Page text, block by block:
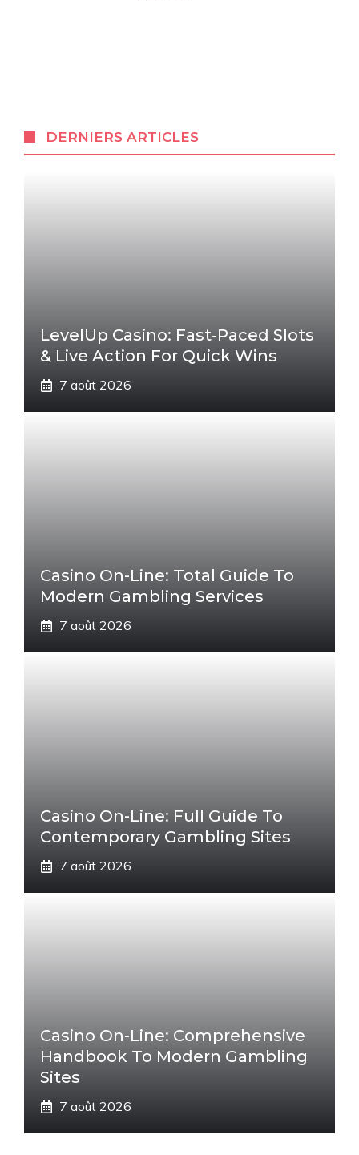
DERNIERS ARTICLES
LevelUp Casino: Fast‑Paced Slots
& Live Action For Quick Wins
7 août 2026
Casino On-Line: Total Guide To
Modern Gambling Services
7 août 2026
Casino On-Line: Full Guide To
Contemporary Gambling Sites
7 août 2026
Casino On-Line: Comprehensive
Handbook To Modern Gambling
Sites
7 août 2026